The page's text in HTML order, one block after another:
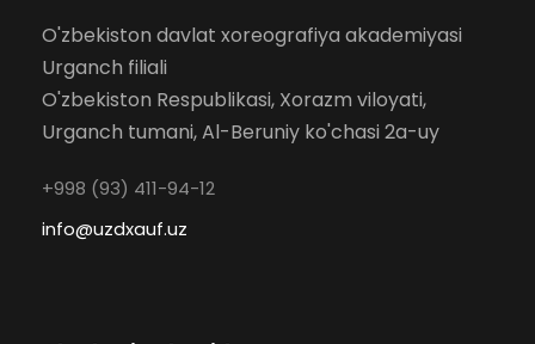
O'zbekiston davlat xoreografiya akademiyasi
Urganch filiali
O'zbekiston Respublikasi, Xorazm viloyati,
Urganch tumani, Al-Beruniy ko'chasi 2a-uy
+998 (93) 411-94-12
info@uzdxauf.uz